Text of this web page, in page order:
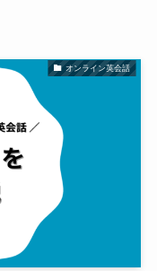
オンライン英会話